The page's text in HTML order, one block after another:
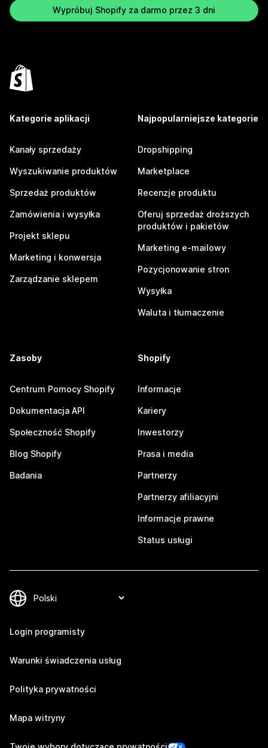
Wypróbuj Shopify za darmo przez 3 dni
Kategorie aplikacji
Kanały sprzedaży
Wyszukiwanie produktów
Sprzedaż produktów
Zamówienia i wysyłka
Projekt sklepu
Marketing i konwersja
Zarządzanie sklepem
Najpopularniejsze kategorie
Dropshipping
Marketplace
Recenzje produktu
Oferuj sprzedaż droższych
produktów i pakietów
Marketing e-mailowy
Pozycjonowanie stron
Wysyłka
Waluta i tłumaczenie
Zasoby
Centrum Pomocy Shopify
Dokumentacja API
Społeczność Shopify
Blog Shopify
Badania
Shopify
Informacje
Kariery
Inwestorzy
Prasa i media
Partnerzy
Partnerzy afiliacyjni
Informacje prawne
Status usługi
Login programisty
Warunki świadczenia usług
Polityka prywatności
Mapa witryny